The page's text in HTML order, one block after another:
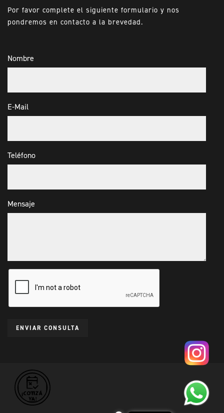
Por favor complete el siguiente formulario y nos
pondremos en contacto a la brevedad.
Nombre
E-Mail
Teléfono
Mensaje
ENVIAR CONSULTA